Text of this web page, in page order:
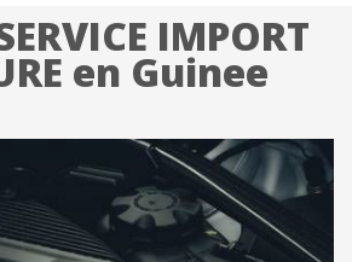
IMPORT
en Guinee